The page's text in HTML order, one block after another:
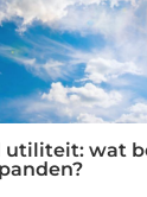
utiliteit: wat